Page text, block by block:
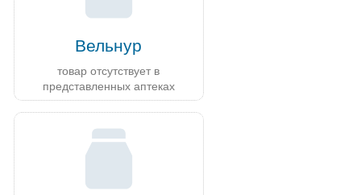
Вельнур
товар отсутствует в
представленных аптеках